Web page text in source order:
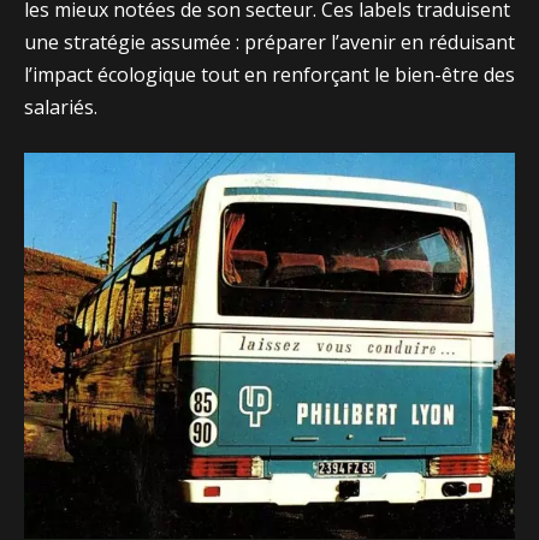
les mieux notées de son secteur. Ces labels traduisent
une stratégie assumée : préparer l’avenir en réduisant
l’impact écologique tout en renforçant le bien-être des
salariés.